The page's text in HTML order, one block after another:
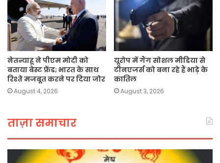
नेतन्याहू ने पीएम मोदी को
बताया बेस्ट फ्रेंड; भारत के साथ
रिश्ते मजबूत करने पर दिया जोर
August 4, 2026
यूरोप में गैंग सोशल मीडिया से
टीनएजर्स को बना रहे हैं भाड़े के
कातिल
August 3, 2026
ताज़ा समाचार